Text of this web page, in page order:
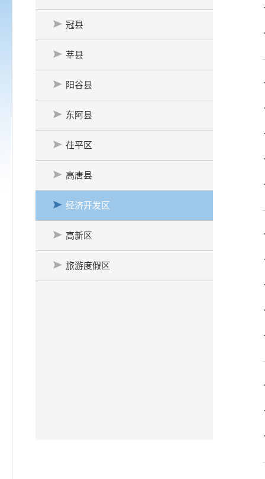
冠县
莘县
阳谷县
东阿县
茌平区
高唐县
经济开发区
高新区
旅游度假区